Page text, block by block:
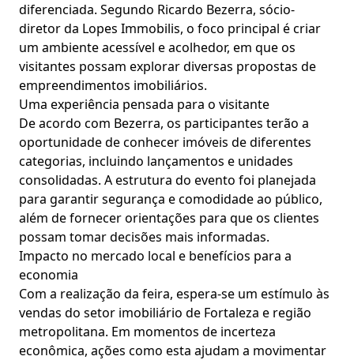
diferenciada. Segundo Ricardo Bezerra, sócio-
diretor da Lopes Immobilis, o foco principal é criar
um ambiente acessível e acolhedor, em que os
visitantes possam explorar diversas propostas de
empreendimentos imobiliários.
Uma experiência pensada para o visitante
De acordo com Bezerra, os participantes terão a
oportunidade de conhecer imóveis de diferentes
categorias, incluindo lançamentos e unidades
consolidadas. A estrutura do evento foi planejada
para garantir segurança e comodidade ao público,
além de fornecer orientações para que os clientes
possam tomar decisões mais informadas.
Impacto no mercado local e benefícios para a
economia
Com a realização da feira, espera-se um estímulo às
vendas do setor imobiliário de Fortaleza e região
metropolitana. Em momentos de incerteza
econômica, ações como esta ajudam a movimentar